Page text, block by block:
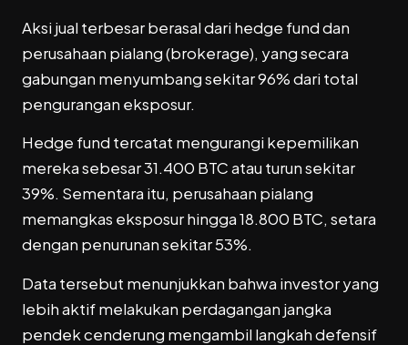
Aksi jual terbesar berasal dari hedge fund dan
perusahaan pialang (brokerage), yang secara
gabungan menyumbang sekitar 96% dari total
pengurangan eksposur.
Hedge fund tercatat mengurangi kepemilikan
mereka sebesar 31.400 BTC atau turun sekitar
39%. Sementara itu, perusahaan pialang
memangkas eksposur hingga 18.800 BTC, setara
dengan penurunan sekitar 53%.
Data tersebut menunjukkan bahwa investor yang
lebih aktif melakukan perdagangan jangka
pendek cenderung mengambil langkah defensif